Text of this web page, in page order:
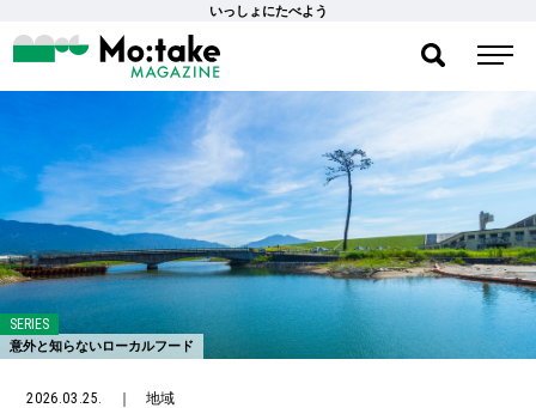
いっしょにたべよう
SERIES
意外と知らないローカルフード
2026.03.25. ｜地域